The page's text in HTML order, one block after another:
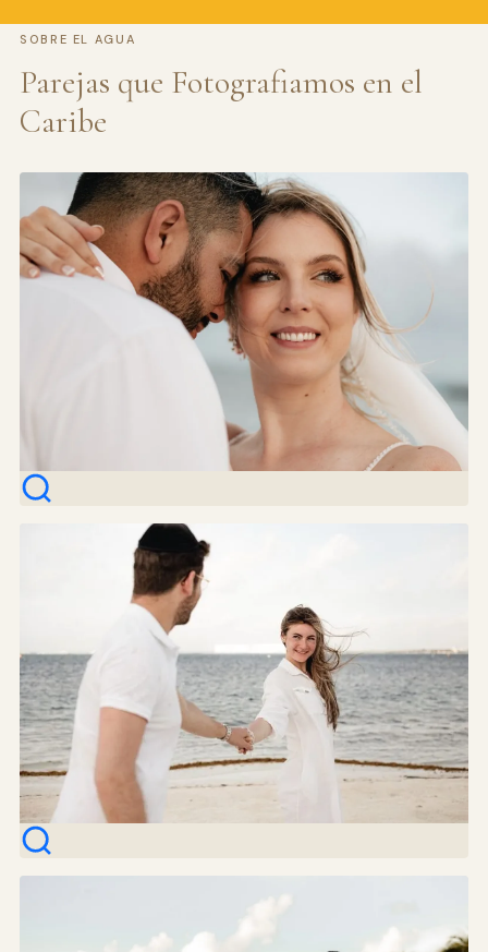
SOBRE EL AGUA
Parejas que Fotografiamos en el
Caribe